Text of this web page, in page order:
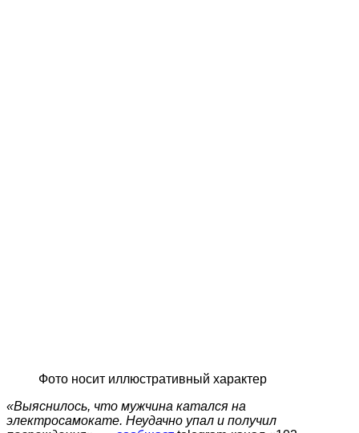
Фото носит иллюстративный характер
«Выяснилось, что мужчина катался на
электросамокате. Неудачно упал и получил